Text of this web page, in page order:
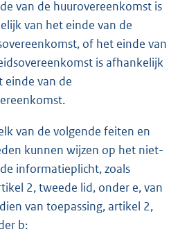
van de huurovereenkomst is
van het einde van de
of het einde van
is afhankelijk
einde van de
van de volgende feiten en
kunnen wijzen op het niet-
informatieplicht, zoals
2, tweede lid, onder e, van
van toepassing, artikel 2,
b: